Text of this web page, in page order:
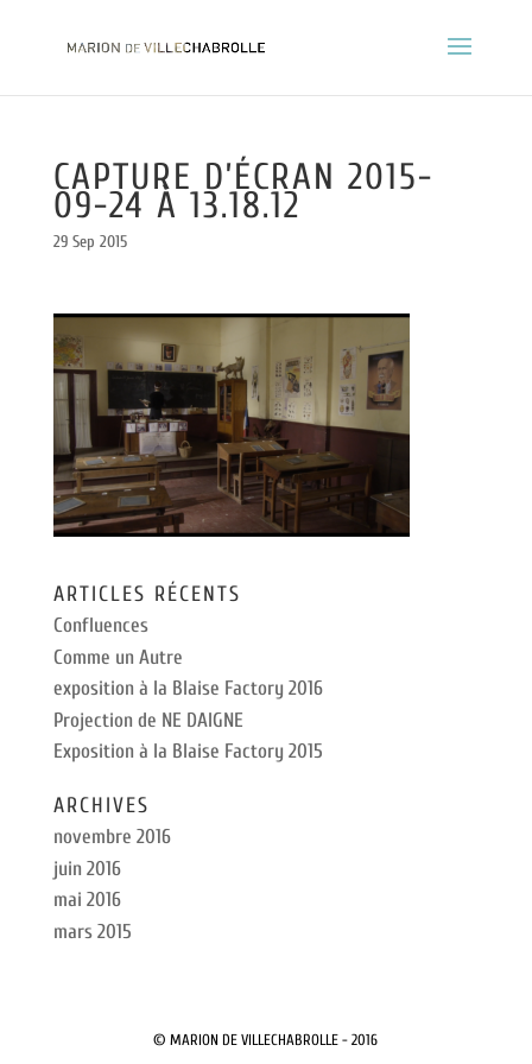
CAPTURE D’ÉCRAN 2015-
09-24 À 13.18.12
29 Sep 2015
ARTICLES RÉCENTS
Confluences
Comme un Autre
exposition à la Blaise Factory 2016
Projection de NE DAIGNE
Exposition à la Blaise Factory 2015
ARCHIVES
novembre 2016
juin 2016
mai 2016
mars 2015
© MARION DE VILLECHABROLLE - 2016